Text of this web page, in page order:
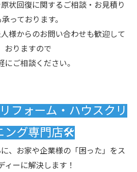
状回復に関するご相談・お見積り
承っております。
様からのお問い合わせも歓迎して
おりますので
にご相談ください。
フォーム・ハウスクリ
ング専門店🛠️
、お家や企業様の「困った」をス
ィーに解決します！